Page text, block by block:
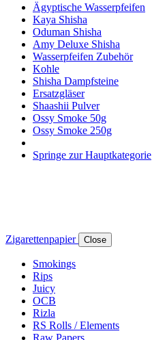
Ägyptische Wasserpfeifen
Kaya Shisha
Oduman Shisha
Amy Deluxe Shisha
Wasserpfeifen Zubehör
Kohle
Shisha Dampfsteine
Ersatzgläser
Shaashii Pulver
Ossy Smoke 50g
Ossy Smoke 250g
Springe zur Hauptkategorie
Zigarettenpapier Close
Smokings
Rips
Juicy
OCB
Rizla
RS Rolls / Elements
Raw Papers